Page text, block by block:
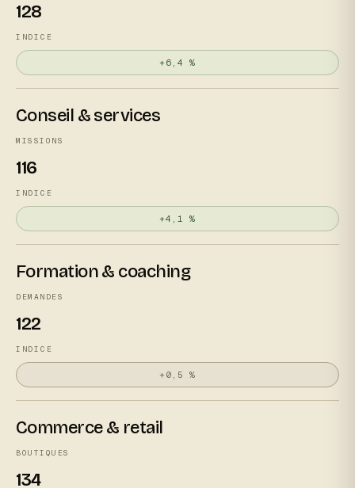
128
INDICE
+6,4 %
Conseil & services
MISSIONS
116
INDICE
+4,1 %
Formation & coaching
DEMANDES
122
INDICE
+0,5 %
Commerce & retail
BOUTIQUES
134